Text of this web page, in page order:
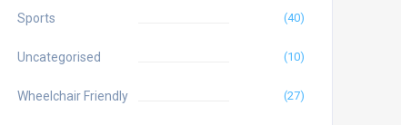
Sports (40)
Uncategorised (10)
Wheelchair Friendly (27)